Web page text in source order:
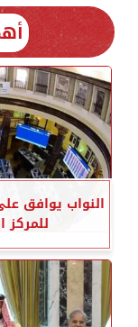
النواب يوافق
للمركز